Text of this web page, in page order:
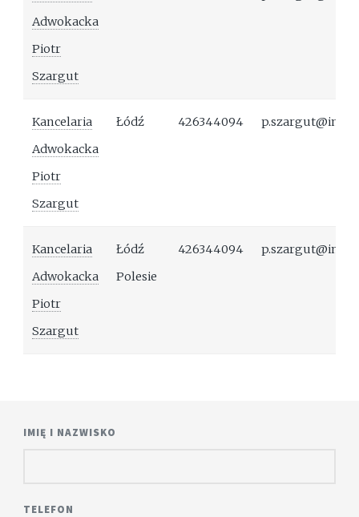
Adwokacka
Piotr
Szargut
Kancelaria
Adwokacka
Piotr
Szargut
Łódź 426344094
Kancelaria
Adwokacka
Piotr
Szargut
Łódź
Polesie
426344094
IMIĘ I NAZWISKO
TELEFON